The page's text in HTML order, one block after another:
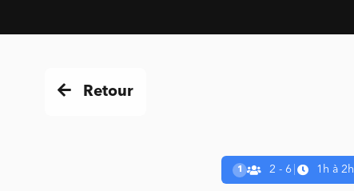
Retour
1 2 - 6 1h à 2h